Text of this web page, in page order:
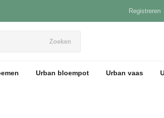
Registreren
Zoeken
Urban bloempot Urban vaas